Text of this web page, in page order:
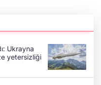
Ukrayna
yetersizliği